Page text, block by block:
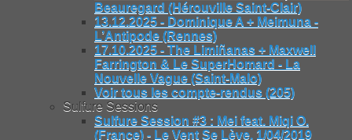
Beauregard (Hérouville Saint-Clair)
13.12.2025 - Dominique A + Meimuna -
L’Antipode (Rennes)
17.10.2025 - The Limiñanas + Maxwell
Farrington & Le SuperHomard - La
Nouvelle Vague (Saint-Malo)
Voir tous les compte-rendus (205)
Sulfure Sessions
Sulfure Session #3 : Mei feat. Miqi O.
(France) - Le Vent Se Lève, 1/04/2019